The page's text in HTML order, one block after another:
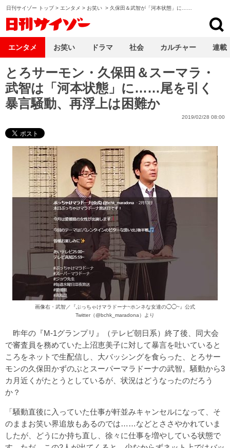
日刊サイゾー トップ> エンタメ > お笑い > 久保田＆武智が「河本状態」に……
とろサーモン・久保田＆スーマラ・
武智は「河本状態」に……尾を引く
暴言騒動、再浮上は困難か
2019/02/28 08:00
画像右・武智／『ぶっちゃけマラドーナ~ホンネな女達の◯◯~』公式
Twitter（@bchk_maradona）より
昨年の『M-1グランプリ』（テレビ朝日系）終了後、同大会
で審査員を務めていた上沼恵美子に対して暴言を吐いていると
ころをネットで生配信し、大バッシングを食らった、とろサー
モンの久保田かずのぶとスーパーマラドーナの武智。騒動から3
カ月近くがたとうとしているが、状況はどうなったのだろう
か？
「騒動直後に入っていた仕事が軒並みキャンセルになって、そ
のままお笑い界追放もあるのでは……などとささやかれていま
したが、どうにか持ち直し、徐々に仕事を増やしている状態で
エンタメ お笑い ドラマ 社会 カルチャー 連載